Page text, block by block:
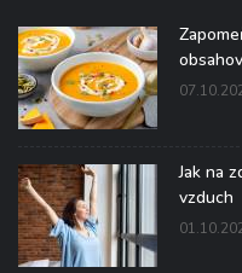
Jak na
vzduch